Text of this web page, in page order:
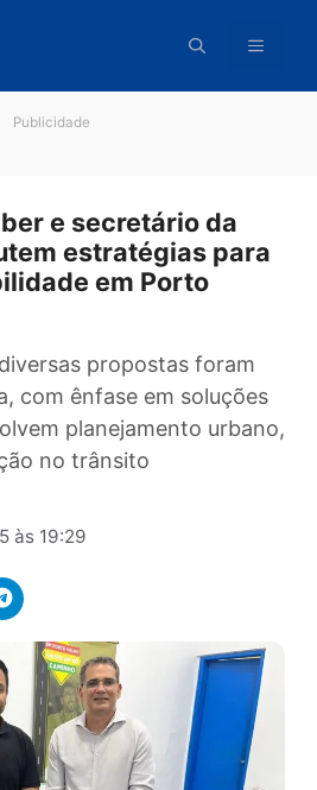
e secretário da
estratégias
em Porto
diversas propostas foram
com ênfase em
planejamento
no trânsito
às 19:29